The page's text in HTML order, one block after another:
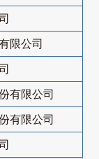
限公司
有限公司
有限公司